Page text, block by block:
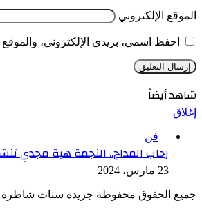
الموقع الإلكتروني
احفظ اسمي، بريدي الإلكتروني،
شاهد أيضاً
إغلاق
فن
رحاب المداح.. النجمة هبة مجدي
23 مارس، 2024
جميع الحقوق محفوظة جريدة ستات شاطرة 2026